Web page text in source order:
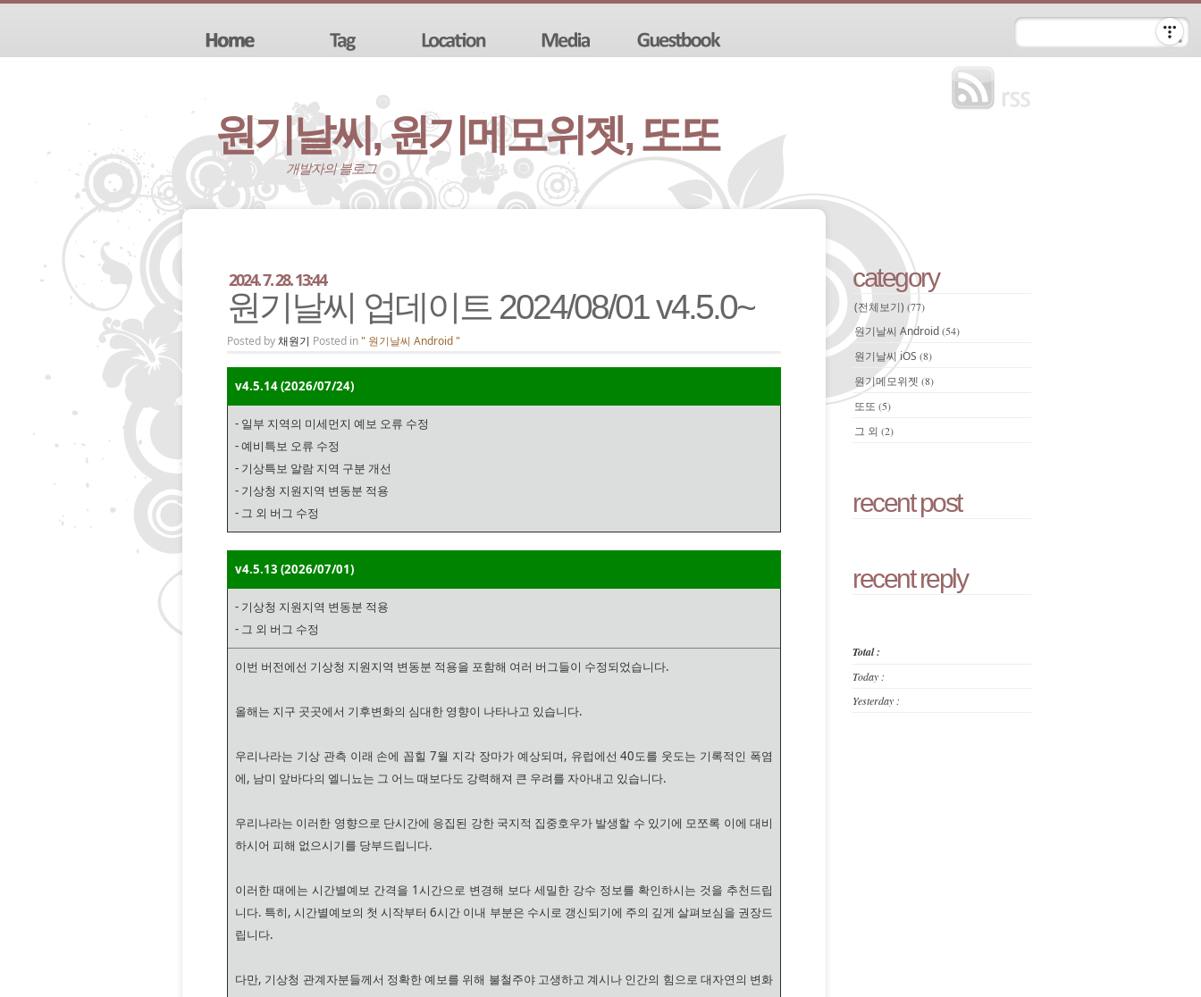
원기날씨, 원기메모위젯, 또또
개발자의 블로그
원기날씨 업데이트 2024/08/01 v4.5.0~
2024. 7. 28. 13:44
Posted by채원기 Posted in" 원기날씨 Android "
v4.5.14 (2026/07/24)
- 일부 지역의 미세먼지 예보 오류 수정
- 예비특보 오류 수정
- 기상특보 알람 지역 구분 개선
- 기상청 지원지역 변동분 적용
- 그 외 버그 수정
v4.5.13 (2026/07/01)
- 기상청 지원지역 변동분 적용
- 그 외 버그 수정
이번 버전에선 기상청 지원지역 변동분 적용을 포함해 여러 버그들이 수정되었습니다.
올해는 지구 곳곳에서 기후변화의 심대한 영향이 나타나고 있습니다.
우리나라는 기상 관측 이래 손에 꼽힐 7월 지각 장마가 예상되며, 유럽에선 40도를 웃도는 기록적인 폭염
에, 남미 앞바다의 엘니뇨는 그 어느 때보다도 강력해져 큰 우려를 자아내고 있습니다.
우리나라는 이러한 영향으로 단시간에 응집된 강한 국지적 집중호우가 발생할 수 있기에 모쪼록 이에 대비
하시어 피해 없으시기를 당부드립니다.
이러한 때에는 시간별예보 간격을 1시간으로 변경해 보다 세밀한 강수 정보를 확인하시는 것을 추천드립
니다. 특히, 시간별예보의 첫 시작부터 6시간 이내 부분은 수시로 갱신되기에 주의 깊게 살펴보심을 권장드
립니다.
다만, 기상청 관계자분들께서 정확한 예보를 위해 불철주야 고생하고 계시나 인간의 힘으로 대자연의 변화
category
(전체보기) (77)
원기날씨 Android(54)
원기날씨 iOS (8)
원기메모위젯 (8)
또또 (5)
그 외 (2)
recent post
recent reply
Total :
Today :
Yesterday :